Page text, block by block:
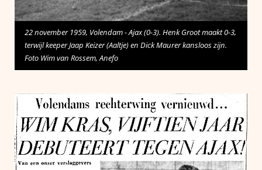
22 november 1959, Volendam - Ajax (0-3). Henk Groot maakt 0-3,
terwijl keeper Jaap Keizer (Aaltje) en Dick Maurer kansloos zijn.
Foto Wim van Rossem, Anefo